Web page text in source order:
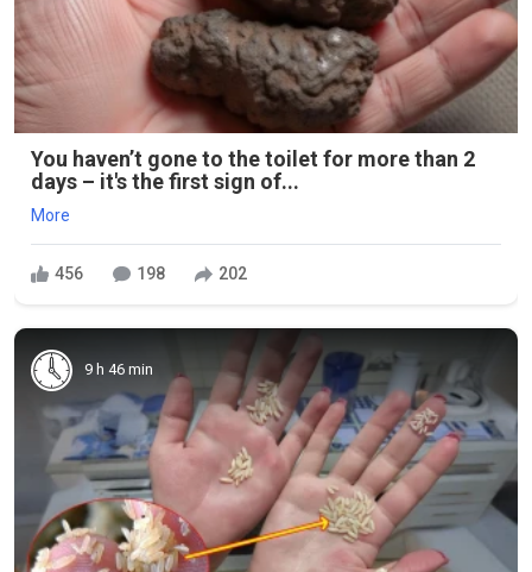
You haven’t gone to the toilet for more than 2
days – it's the first sign of...
More
456 198 202
9 h 46 min